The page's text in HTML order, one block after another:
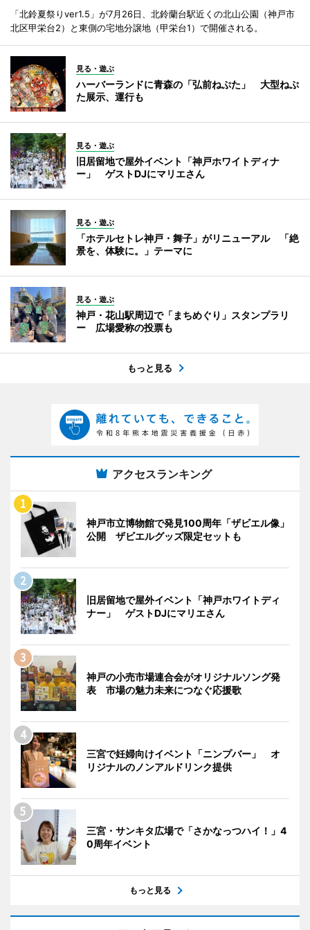
「北鈴夏祭りver1.5」が7月26日、北鈴蘭台駅近くの北山公園（神戸市
北区甲栄台2）と東側の宅地分譲地（甲栄台1）で開催される。
見る・遊ぶ
ハーバーランドに青森の「弘前ねぷた」 大型ねぷ
た展示、運行も
見る・遊ぶ
旧居留地で屋外イベント「神戸ホワイトディナ
ー」 ゲストDJにマリエさん
見る・遊ぶ
「ホテルセトレ神戸・舞子」がリニューアル 「絶
景を、体験に。」テーマに
見る・遊ぶ
神戸・花山駅周辺で「まちめぐり」スタンプラリ
ー 広場愛称の投票も
もっと見る
アクセスランキング
神戸市立博物館で発見100周年「ザビエル像」
公開 ザビエルグッズ限定セットも
旧居留地で屋外イベント「神戸ホワイトディ
ナー」 ゲストDJにマリエさん
神戸の小売市場連合会がオリジナルソング発
表 市場の魅力未来につなぐ応援歌
三宮で妊婦向けイベント「ニンプバー」 オ
リジナルのノンアルドリンク提供
三宮・サンキタ広場で「さかなっつハイ！」4
0周年イベント
もっと見る